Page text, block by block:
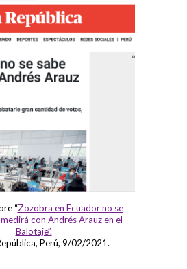
“Zozobra en Ecuador no se
con Andrés Arauz en el
Balotaje”.
Perú, 9/02/2021.